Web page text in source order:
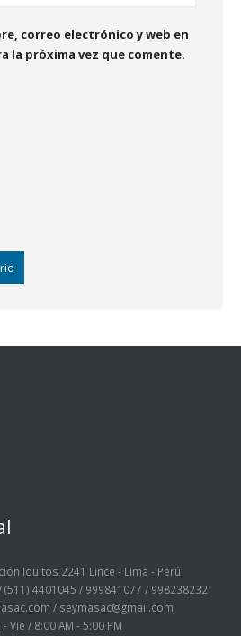
correo electrónico y web en
la próxima vez que comente.
Iquitos 2241 Lince - Lima - Perú
(511) 4401045 / 999841077 / 998238232
/ seymasac@gmail.com
- Vie / 8:00 AM - 5:00 PM